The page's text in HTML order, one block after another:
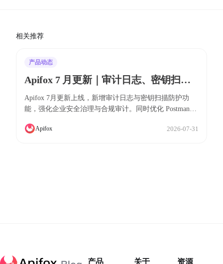
相关推荐
产品动态
Apifox 7 月更新｜审计日志、密钥扫描
防护、Postman/OpenAPI/Swagger 导入
体验优化
Apifox 7月更新上线，新增审计日志与密钥扫描防护功
能，强化企业安全治理与合规审计。同时优化 Postman、
权配置，并提供更明确的导入失败排查指引。此外，还改
Apifox 2026-07-31
产品 关于 资源